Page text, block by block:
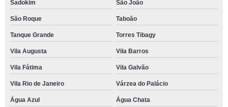
Sadokim São João
São Roque Taboão
Tanque Grande Torres Tibagy
Vila Augusta Vila Barros
Vila Fátima Vila Galvão
Vila Rio de Janeiro Várzea do Palácio
Água Azul
Água Chata